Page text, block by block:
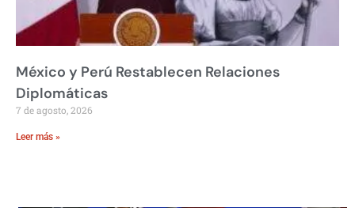
México y Perú Restablecen Relaciones
Diplomáticas
7 de agosto, 2026
Leer más »